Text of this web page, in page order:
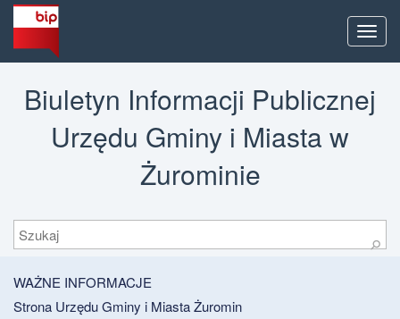
Menu
Biuletyn Informacji Publicznej
Urzędu Gminy i Miasta w
Żurominie
Szukaj
⚲
WAŻNE INFORMACJE
Strona Urzędu Gminy i Miasta Żuromin